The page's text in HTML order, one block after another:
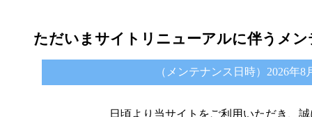
ただいまサイトリニューアルに伴うメ
（メンテナンス日時）2026年8
日頃より当サイトをご利用いただき、